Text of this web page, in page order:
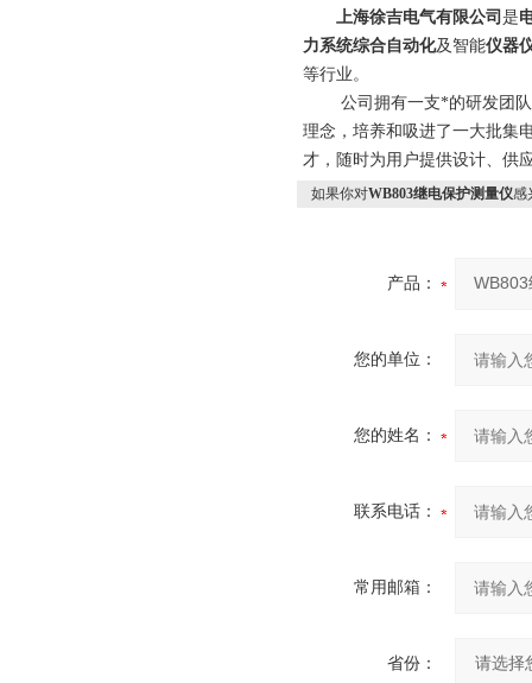
上海徐吉电气有限公司 是
力系统综合自动化及智能仪器
等行业。
公司拥有一支*的研发团队
理念，培养和吸进了一大批集
才，随时为用户提供设计、供
如果你对WB803继电保护测量仪感
产品：
您的单位：
您的姓名：
联系电话：
常用邮箱：
省份：